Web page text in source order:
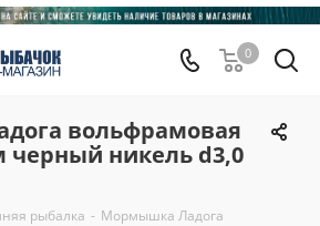
0
вольфрамовая
черный никель d3,0
рыбалка - Мормышка Ладога